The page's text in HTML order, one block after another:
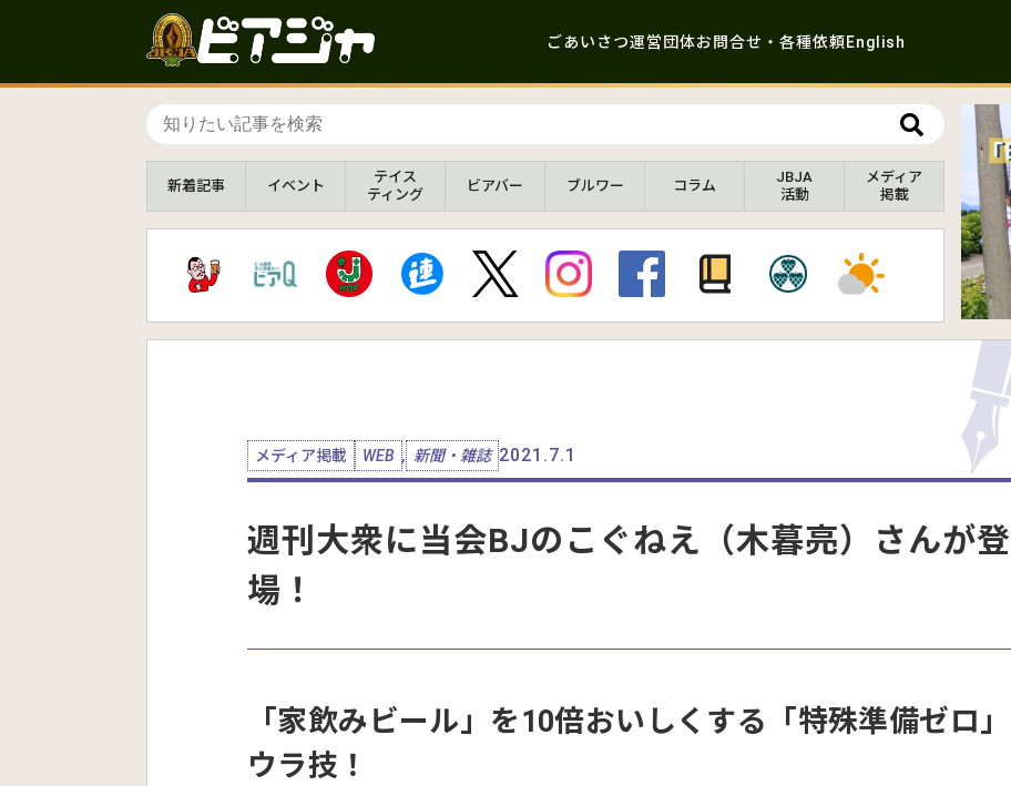
ごあいさつ運営団体お問合せ・各種依頼English
新着記事 イベント
テイス
ティング
ビアバー ブルワー コラム
JBJA
活動
メディア
掲載
メディア掲載 WEB , 新聞・雑誌 2021.7.1
週刊大衆に当会BJのこぐねえ（木暮亮）さんが登
場！
「家飲みビール」を10倍おいしくする「特殊準備ゼロ」
ウラ技！